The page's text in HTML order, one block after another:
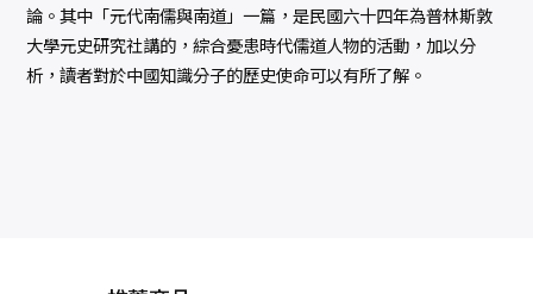
論。其中「元代南儒與南道」一篇，是民國六十四年為普林斯敦
大學元史研究社講的，綜合憂患時代儒道人物的活動，加以分
析，讀者對於中國知識分子的歷史使命可以有所了解。